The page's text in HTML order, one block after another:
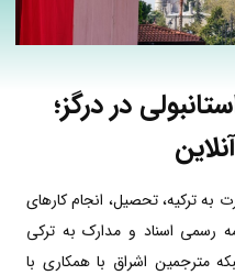
در درگز؛
ترکیه، تحصیل، انجام کارهای
رسمی اسناد و مدارک به ترکی
مترجمین اشراق با همکاری با